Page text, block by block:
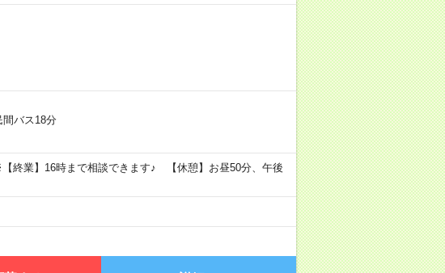
バス18分
終業】16時まで相談できます♪ 【休憩】お昼50分、午後